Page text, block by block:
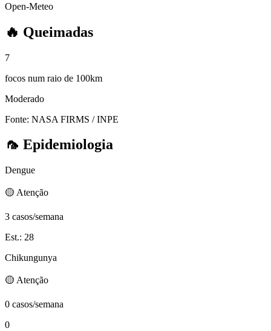
Open-Meteo
🔥 Queimadas
7
focos num raio de 100km
Moderado
Fonte: NASA FIRMS / INPE
🦟 Epidemiologia
Dengue
🟡 Atenção
3 casos/semana
Est.: 28
Chikungunya
🟡 Atenção
0 casos/semana
0